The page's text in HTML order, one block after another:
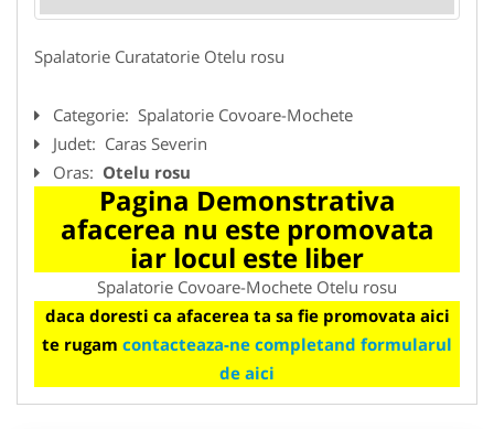
Spalatorie Curatatorie Otelu rosu
Categorie: Spalatorie Covoare-Mochete
Judet: Caras Severin
Oras: Otelu rosu
Pagina Demonstrativa
afacerea nu este promovata
iar locul este liber
Spalatorie Covoare-Mochete Otelu rosu
daca doresti ca afacerea ta sa fie promovata aici
te rugam contacteaza-ne completand formularul
de aici